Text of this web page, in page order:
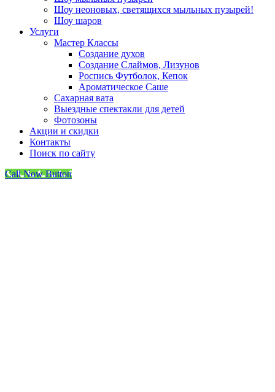
Шоу неоновых, светящихся мыльных пузырей!
Шоу шаров
Услуги
Мастер Классы
Создание духов
Создание Слаймов, Лизунов
Роспись Футболок, Кепок
Ароматическое Саше
Сахарная вата
Выездные спектакли для детей
Фотозоны
Акции и скидки
Контакты
Поиск по сайту
Call Now Button